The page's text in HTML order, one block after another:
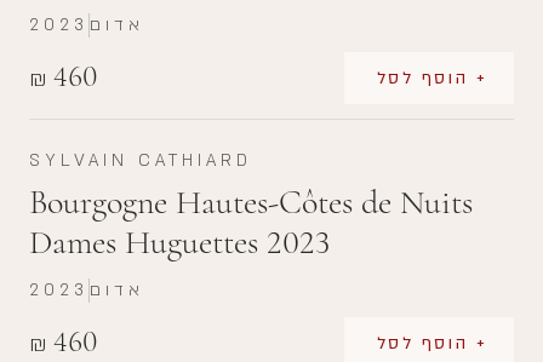
₪ 460 + הוסף לסל
2023 אדום
SYLVAIN CATHIARD
Bourgogne Hautes-Côtes de Nuits
Dames Huguettes 2023
₪ 460 + הוסף לסל
2023 אדום